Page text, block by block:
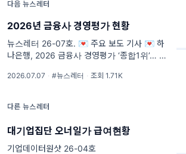
다음 뉴스레터
2026년 금융사 경영평가 현황
뉴스레터 26-07호. 💌 주요 보도 기사 💌 하
나은행, 2026 금융사 경영평가 ‘종합1위’… 한
나은행, 5개 부문 중 건실경영 등 4개 부문서
2026.07.07 · #뉴스레터 · 조회 1.71K
다른 뉴스레터
대기업집단 오너일가 급여현황
기업데이터원샷 26-04호